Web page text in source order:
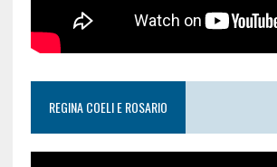
REGINA COELI E ROSARIO